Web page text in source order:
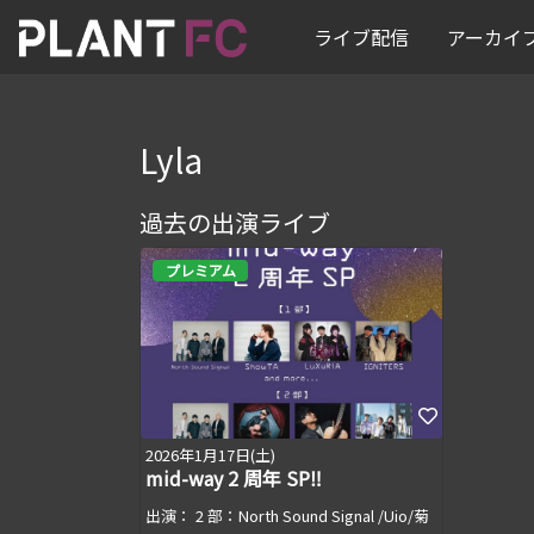
ライブ配信 アーカイ
Lyla
過去の出演ライブ
プレミアム
2026年1月17日(土)
mid-way 2 周年 SP‼
出演： 2 部：North Sound Signal /Uio/菊